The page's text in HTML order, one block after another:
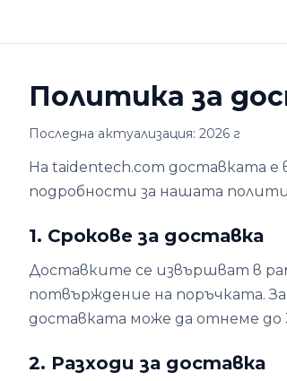
Политика за
Последна актуализация: 2026 г
На taidentech.com доставката е
подробности за нашата
1. Срокове за доставка
Доставките се извършват в
потвърждение на поръчката.
доставката може да отнеме до
2. Разходи за доставка